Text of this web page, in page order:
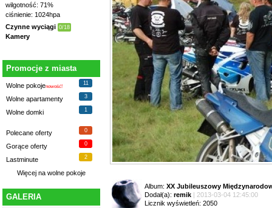
wilgotność: 71%
ciśnienie: 1024hpa
Czynne wyciągi 0/18
Kamery
Promocje z miasta
Wolne pokojenowość!
11
Wolne apartamenty 3
Wolne domki 1
Polecane oferty 0
Gorące oferty 0
Lastminute 2
Więcej na wolne pokoje
GALERIA
Album: XX Jubileuszowy
Dodał(a): remik | 2013-03-04 12:45:00
Licznik wyświetleń: 2050